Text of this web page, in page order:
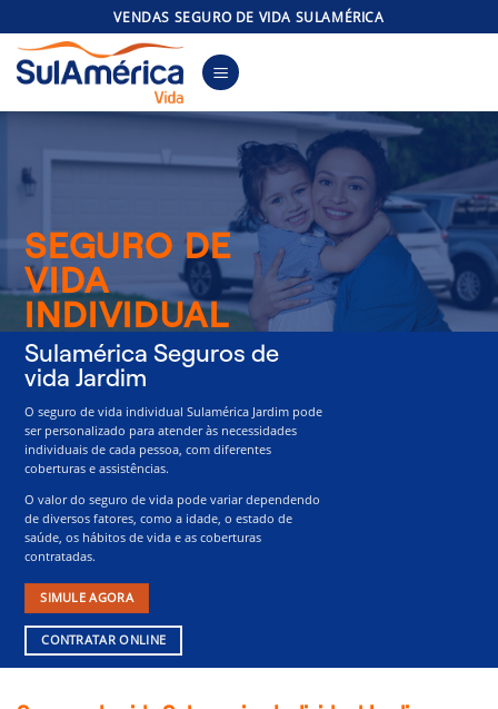
to
content
VENDAS SEGURO DE VIDA SULAMÉRICA
SEGURO DE
VIDA
INDIVIDUAL
Sulamérica Seguros de
vida Jardim
O seguro de vida individual Sulamérica Jardim pode
ser personalizado para atender às necessidades
individuais de cada pessoa, com diferentes
coberturas e assistências.
O valor do seguro de vida pode variar dependendo
de diversos fatores, como a idade, o estado de
saúde, os hábitos de vida e as coberturas
contratadas.
SIMULE AGORA
CONTRATAR ONLINE